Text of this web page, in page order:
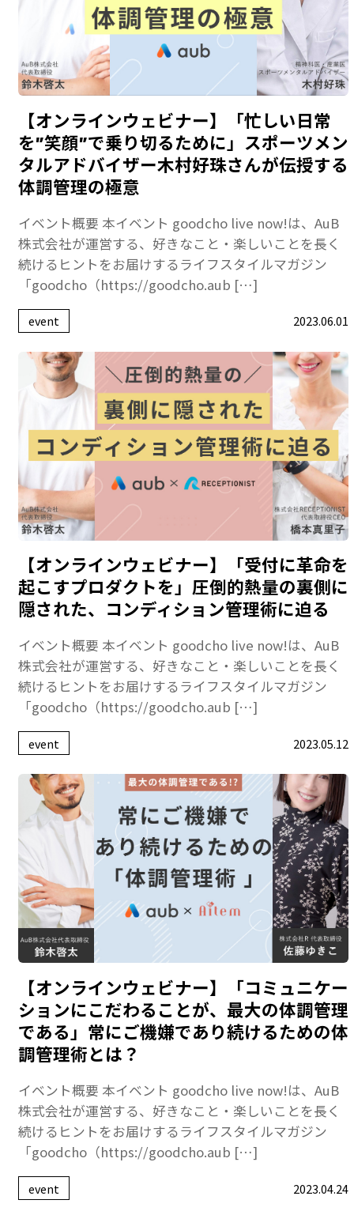
【オンラインウェビナー】「忙しい日常
を”笑顔”で乗り切るために」スポーツメン
タルアドバイザー木村好珠さんが伝授する
体調管理の極意
イベント概要 本イベント goodcho live now!は、AuB
株式会社が運営する、好きなこと・楽しいことを長く
続けるヒントをお届けするライフスタイルマガジン
「goodcho（https://goodcho.aub […]
event 2023.06.01
【オンラインウェビナー】「受付に革命を
起こすプロダクトを」圧倒的熱量の裏側に
隠された、コンディション管理術に迫る
イベント概要 本イベント goodcho live now!は、AuB
株式会社が運営する、好きなこと・楽しいことを長く
続けるヒントをお届けするライフスタイルマガジン
「goodcho（https://goodcho.aub […]
event 2023.05.12
【オンラインウェビナー】「コミュニケー
ションにこだわることが、最大の体調管理
である」常にご機嫌であり続けるための体
調管理術とは？
イベント概要 本イベント goodcho live now!は、AuB
株式会社が運営する、好きなこと・楽しいことを長く
続けるヒントをお届けするライフスタイルマガジン
「goodcho（https://goodcho.aub […]
event 2023.04.24